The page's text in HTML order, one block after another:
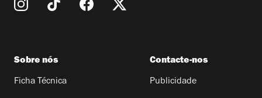
Sobre nós
Ficha Técnica
Contacte-nos
Publicidade